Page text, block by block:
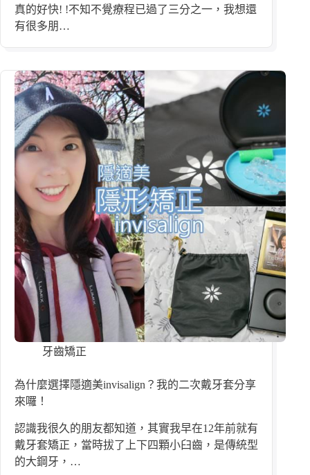
真的好快! !不知不覺療程已過了三分之一，我想還
有很多朋…
牙齒矯正
為什麼選擇隱適美invisalign？我的二次戴牙套分享
來囉！
認識我很久的朋友都知道，其實我早在12年前就有
戴牙套矯正，當時拔了上下四顆小臼齒，是傳統型
的大鋼牙，…